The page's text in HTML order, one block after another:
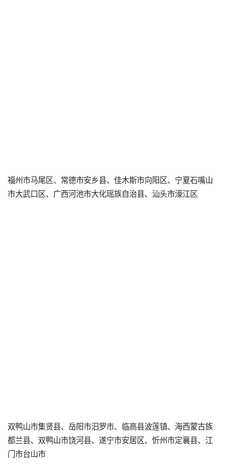
福州市马尾区、常德市安乡县、佳木斯市向阳区、宁夏石嘴山
市大武口区、广西河池市大化瑶族自治县、汕头市濠江区
双鸭山市集贤县、岳阳市汨罗市、临高县波莲镇、海西蒙古族
都兰县、双鸭山市饶河县、遂宁市安居区、忻州市定襄县、江
门市台山市